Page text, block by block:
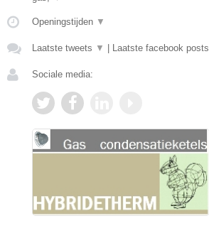
Openingstijden ▼
Laatste tweets ▼ | Laatste facebook posts
Sociale media: